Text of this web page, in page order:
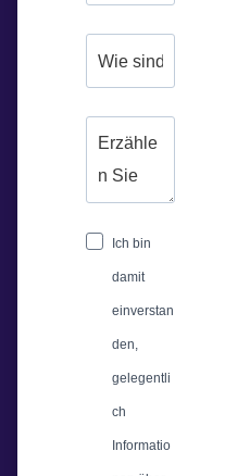
Ich bin
damit
einverstan
den,
gelegentli
ch
Informatio